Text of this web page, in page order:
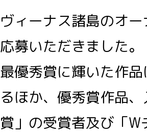
ヴィーナス諸島のオ
応募いただきました。
最優秀賞に輝いた作
るほか、優秀賞作品
賞」の受賞者及び「